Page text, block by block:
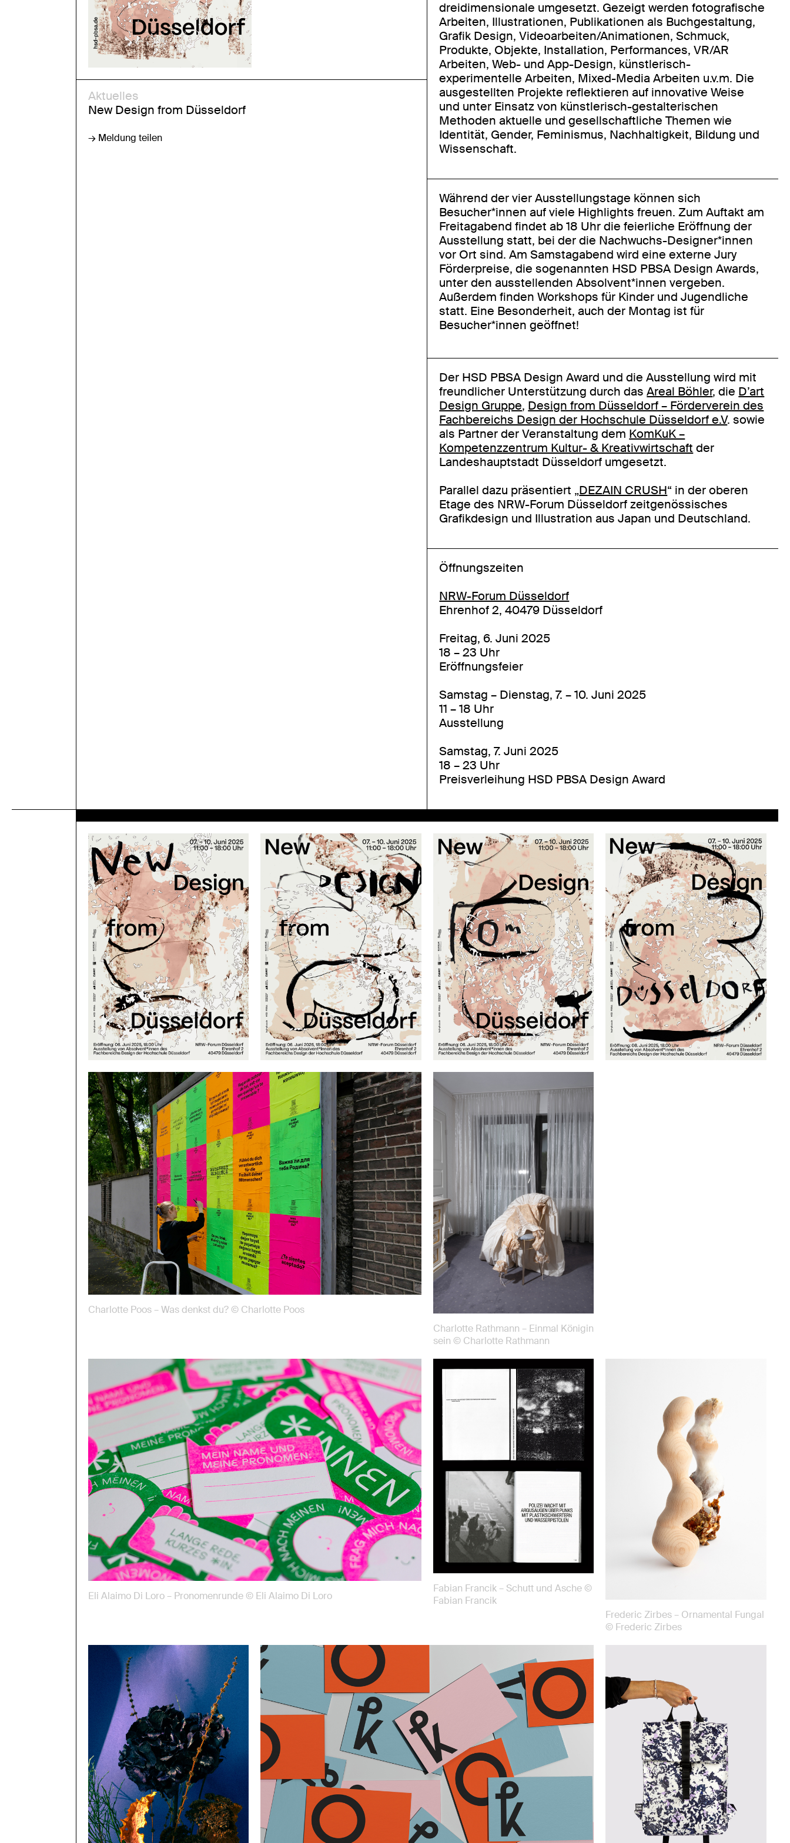
Aktuelles
New Design from Düsseldorf
→ Meldung teilen
dreidimensionale umgesetzt. Gezeigt werden fotografische
Arbeiten, Illustrationen, Publikationen als Buchgestaltung,
Grafik Design, Videoarbeiten/Animationen, Schmuck,
Produkte, Objekte, Installation, Performances, VR/AR
Arbeiten, Web- und App-Design, künstlerisch-
experimentelle Arbeiten, Mixed-Media Arbeiten u.v.m. Die
ausgestellten Projekte reflektieren auf innovative Weise
und unter Einsatz von künstlerisch-gestalterischen
Methoden aktuelle und gesellschaftliche Themen wie
Identität, Gender, Feminismus, Nachhaltigkeit, Bildung und
Wissenschaft.
Während der vier Ausstellungstage können sich
Besucher*innen auf viele Highlights freuen. Zum Auftakt am
Freitagabend findet ab 18 Uhr die feierliche Eröffnung der
Ausstellung statt, bei der die Nachwuchs-Designer*innen
vor Ort sind. Am Samstagabend wird eine externe Jury
Förderpreise, die sogenannten HSD PBSA Design Awards,
unter den ausstellenden Absolvent*innen vergeben.
Außerdem finden Workshops für Kinder und Jugendliche
statt. Eine Besonderheit, auch der Montag ist für
Besucher*innen geöffnet!
Der HSD PBSA Design Award und die Ausstellung wird mit
freundlicher Unterstützung durch dasAreal Böhler, die D’art
Design Gruppe, Design from Düsseldorf – Förderverein des
Fachbereichs Design der Hochschule Düsseldorf e.V. sowie
als Partner der Veranstaltung dem KomKuK –
Kompetenzzentrum Kultur- & Kreativwirtschaft der
Landeshauptstadt Düsseldorf umgesetzt.
Parallel dazu präsentiert „DEZAIN CRUSH“ in der oberen
Etage des NRW-Forum Düsseldorf zeitgenössisches
Grafikdesign und Illustration aus Japan und Deutschland.
Öffnungszeiten
NRW-Forum Düsseldorf
Ehrenhof 2, 40479 Düsseldorf
Freitag, 6. Juni 2025
18 – 23 Uhr
Eröffnungsfeier
Samstag – Dienstag, 7. – 10. Juni 2025
11 – 18 Uhr
Ausstellung
Samstag, 7. Juni 2025
18 – 23 Uhr
Preisverleihung HSD PBSA Design Award
Charlotte Poos – Was denkst du? © Charlotte Poos
Charlotte Rathmann – Einmal Königin
sein © Charlotte Rathmann
Eli Alaimo Di Loro – Pronomenrunde © Eli Alaimo Di Loro
Fabian Francik – Schutt und Asche ©
Fabian Francik
Frederic Zirbes – Ornamental Fungal
© Frederic Zirbes